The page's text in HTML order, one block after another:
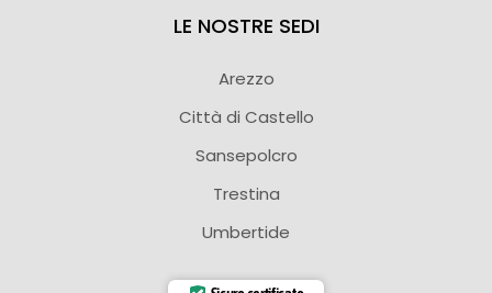
LE NOSTRE SEDI
Arezzo
Città di Castello
Sansepolcro
Trestina
Umbertide